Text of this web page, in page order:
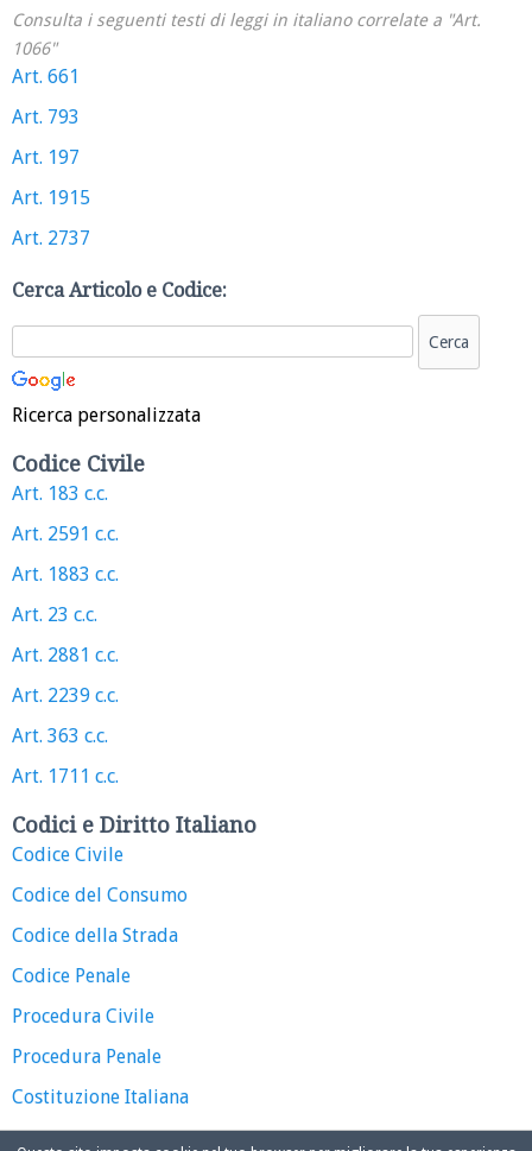
Consulta i seguenti testi di leggi in italiano correlate a "Art.
1066"
Art. 661
Art. 793
Art. 197
Art. 1915
Art. 2737
Cerca Articolo e Codice:
Ricerca personalizzata
Codice Civile
Art. 183 c.c.
Art. 2591 c.c.
Art. 1883 c.c.
Art. 23 c.c.
Art. 2881 c.c.
Art. 2239 c.c.
Art. 363 c.c.
Art. 1711 c.c.
Codici e Diritto Italiano
Codice Civile
Codice del Consumo
Codice della Strada
Codice Penale
Procedura Civile
Procedura Penale
Costituzione Italiana